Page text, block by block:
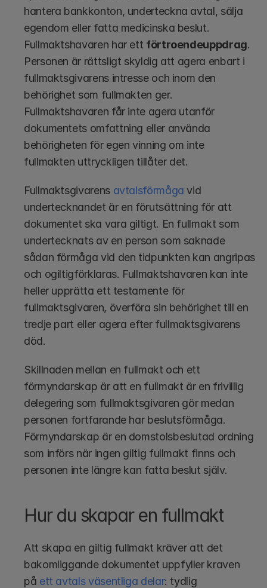
hantera bankkonton, underteckna avtal, sälja
egendom eller fatta medicinska beslut.
Fullmaktshavaren har ett förtroendeuppdrag.
Personen är rättsligt skyldig att agera enbart i
fullmaktsgivarens intresse och inom den
behörighet som fullmakten ger.
Fullmaktshavaren får inte agera utanför
dokumentets omfattning eller använda
behörigheten för egen vinning om inte
fullmakten uttryckligen tillåter det.
Fullmaktsgivarens avtalsförmåga vid
undertecknandet är en förutsättning för att
dokumentet ska vara giltigt. En fullmakt som
undertecknats av en person som saknade
sådan förmåga vid den tidpunkten kan angripas
och ogiltigförklaras. Fullmaktshavaren kan inte
heller upprätta ett testamente för
fullmaktsgivaren, överföra sin behörighet till en
tredje part eller agera efter fullmaktsgivarens
död.
Skillnaden mellan en fullmakt och ett
förmyndarskap är att en fullmakt är en frivillig
delegering som fullmaktsgivaren gör medan
personen fortfarande har beslutsförmåga.
Förmyndarskap är en domstolsbeslutad ordning
som införs när ingen giltig fullmakt finns och
personen inte längre kan fatta beslut själv.
Hur du skapar en fullmakt
Att skapa en giltig fullmakt kräver att det
bakomliggande dokumentet uppfyller kraven
på ett avtals väsentliga delar: tydlig